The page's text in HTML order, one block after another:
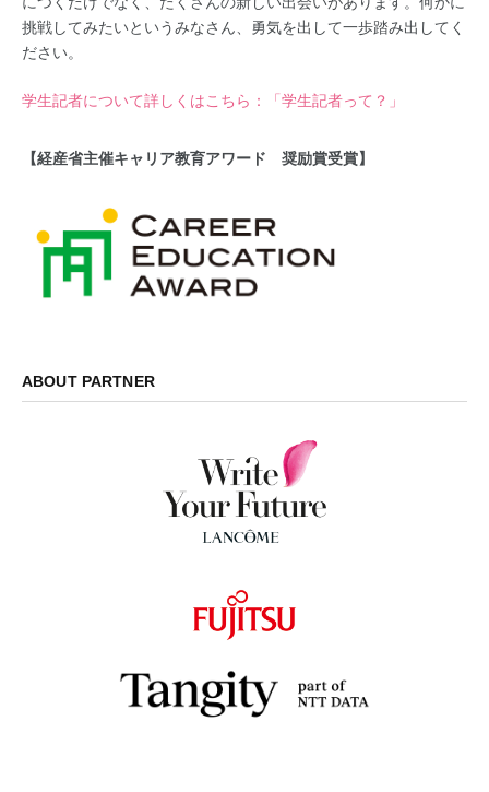
挑戦してみたいというみなさん、勇気を出して一歩踏み出してく
ださい。
学生記者について詳しくはこちら：「学生記者って？」
【経産省主催キャリア教育アワード 奨励賞受賞】
ABOUT PARTNER